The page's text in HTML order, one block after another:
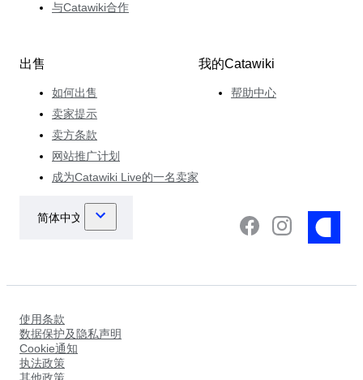
与Catawiki合作
出售
如何出售
卖家提示
卖方条款
网站推广计划
成为Catawiki Live的一名卖家
我的Catawiki
帮助中心
使用条款
数据保护及隐私声明
Cookie通知
执法政策